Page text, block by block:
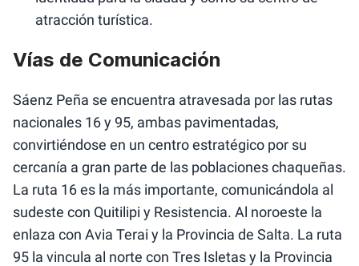
atracción turística.
Vías de Comunicación
Sáenz Peña se encuentra atravesada por las rutas
nacionales 16 y 95, ambas pavimentadas,
convirtiéndose en un centro estratégico por su
cercanía a gran parte de las poblaciones chaqueñas.
La ruta 16 es la más importante, comunicándola al
sudeste con Quitilipi y Resistencia. Al noroeste la
enlaza con Avia Terai y la Provincia de Salta. La ruta
95 la vincula al norte con Tres Isletas y la Provincia